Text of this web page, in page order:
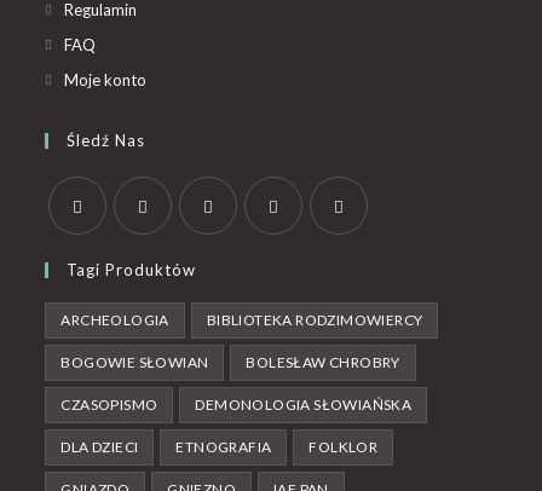
Regulamin
FAQ
Moje konto
Śledź Nas
Tagi Produktów
ARCHEOLOGIA BIBLIOTEKA RODZIMOWIERCY
BOGOWIE SŁOWIAN BOLESŁAW CHROBRY
CZASOPISMO DEMONOLOGIA SŁOWIAŃSKA
DLA DZIECI ETNOGRAFIA FOLKLOR